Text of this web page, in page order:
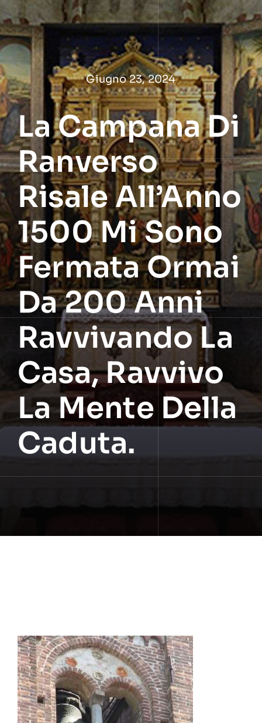
al
contenuto
Giugno 23, 2024
La Campana Di
Ranverso
Risale All’Anno
1500 Mi Sono
Fermata Ormai
Da 200 Anni
Ravvivando La
Casa, Ravvivo
La Mente Della
Caduta.